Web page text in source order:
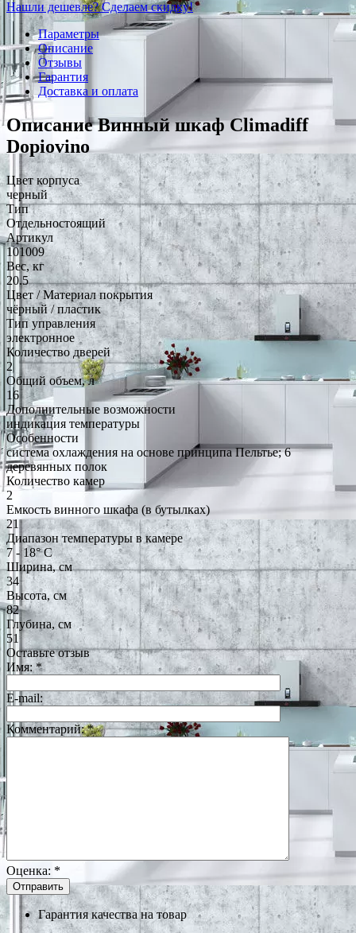
Нашли дешевле? Сделаем скидку!
Параметры
Описание
Отзывы
Гарантия
Доставка и оплата
Описание Винный шкаф Climadiff
Dopiovino
Цвет корпуса
черный
Тип
Отдельностоящий
Артикул
101009
Вес, кг
20.5
Цвет / Материал покрытия
чёрный / пластик
Тип управления
электронное
Количество дверей
2
Общий объем, л
16
Дополнительные возможности
индикация температуры
Особенности
система охлаждения на основе принципа Пельтье; 6
деревянных полок
Количество камер
2
Емкость винного шкафа (в бутылках)
21
Диапазон температуры в камере
7 - 18° С
Ширина, см
34
Высота, см
82
Глубина, см
51
Оставьте отзыв
Имя:*
E-mail:
Комментарий:*
Оценка: *
Гарантия качества на товар